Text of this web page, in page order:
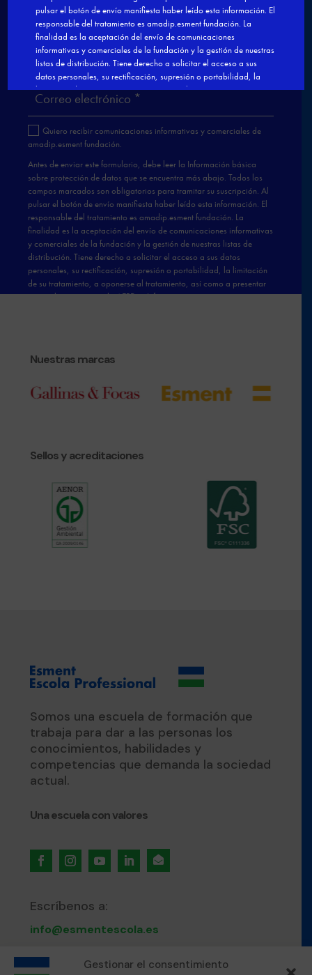
Gestionar el consentimiento
Nuestras marcas
Sellos y acreditaciones
Somos una escuela de formación que
trabaja para dar a las personas los
conocimientos, habilidades y
competencias que demanda la sociedad
actual.
Una escuela con valores

Escríbenos a:
info@esmentescola.es
Llámanos al: